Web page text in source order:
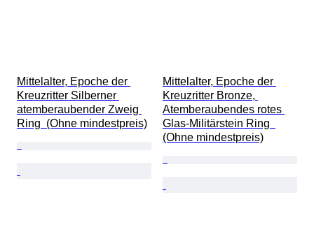
Mittelalter, Epoche der
Kreuzritter Silberner
atemberaubender Zweig
Ring  (Ohne mindestpreis)
Mittelalter, Epoche der
Kreuzritter Bronze,
Atemberaubendes rotes
Glas-Militärstein Ring
(Ohne mindestpreis)